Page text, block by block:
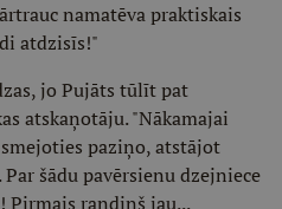
namatēva praktiskais
atdzisīs!"
jo Pujāts tūlīt pat
atskaņotāju. "Nākamajai
paziņo, atstājot
šādu pavērsienu dzejniece
Pirmais randiņš jau...